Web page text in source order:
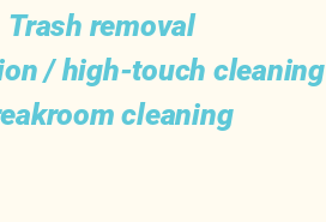
Trash removal
/ high-touch cleaning
cleaning